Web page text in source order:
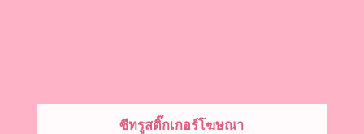
ซีทรูสติ๊กเกอร์โฆษณา